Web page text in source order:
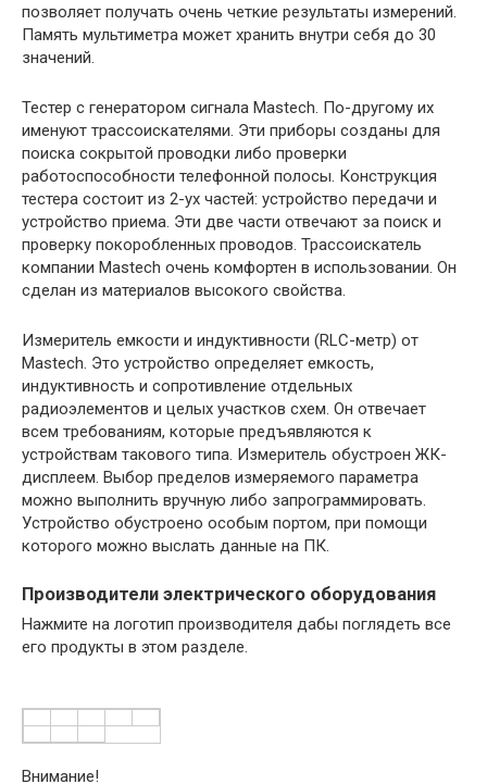
позволяет получать очень четкие результаты измерений.
Память мультиметра может хранить внутри себя до 30
значений.
Тестер с генератором сигнала Mastech. По-другому их
именуют трассоискателями. Эти приборы созданы для
поиска сокрытой проводки либо проверки
работоспособности телефонной полосы. Конструкция
тестера состоит из 2-ух частей: устройство передачи и
устройство приема. Эти две части отвечают за поиск и
проверку покоробленных проводов. Трассоискатель
компании Mastech очень комфортен в использовании. Он
сделан из материалов высокого свойства.
Измеритель емкости и индуктивности (RLC-метр) от
Mastech. Это устройство определяет емкость,
индуктивность и сопротивление отдельных
радиоэлементов и целых участков схем. Он отвечает
всем требованиям, которые предъявляются к
устройствам такового типа. Измеритель обустроен ЖК-
дисплеем. Выбор пределов измеряемого параметра
можно выполнить вручную либо запрограммировать.
Устройство обустроено особым портом, при помощи
которого можно выслать данные на ПК.
Производители электрического оборудования
Нажмите на логотип производителя дабы поглядеть все
его продукты в этом разделе.
Внимание!